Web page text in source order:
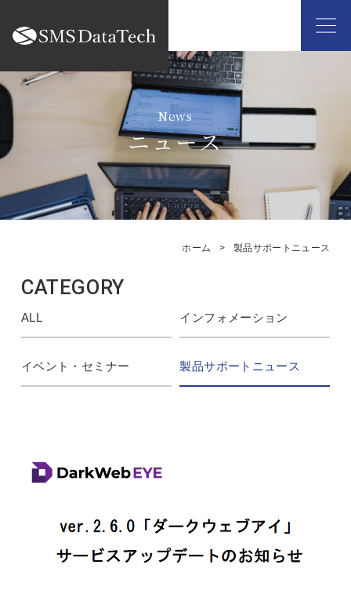
ニュース
ホーム 製品サポートニュース
CATEGORY
ALL インフォメーション
イベント・セミナー 製品サポートニュース